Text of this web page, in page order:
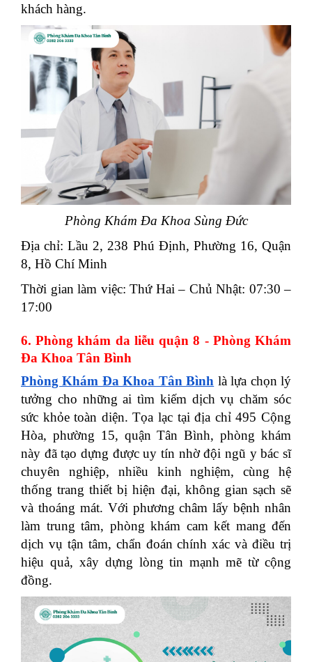
khách hàng.
Phòng Khám Đa Khoa Sùng Đức
Địa chỉ: Lầu 2, 238 Phú Định, Phường 16, Quận
8, Hồ Chí Minh
Thời gian làm việc: Thứ Hai – Chủ Nhật: 07:30 –
17:00
6. Phòng khám da liễu quận 8 - Phòng Khám
Đa Khoa Tân Bình
Phòng Khám Đa Khoa Tân Bình là lựa chọn lý
tưởng cho những ai tìm kiếm dịch vụ chăm sóc
sức khỏe toàn diện. Tọa lạc tại địa chỉ 495 Cộng
Hòa, phường 15, quận Tân Bình, phòng khám
này đã tạo dựng được uy tín nhờ đội ngũ y bác sĩ
chuyên nghiệp, nhiều kinh nghiệm, cùng hệ
thống trang thiết bị hiện đại, không gian sạch sẽ
và thoáng mát. Với phương châm lấy bệnh nhân
làm trung tâm, phòng khám cam kết mang đến
dịch vụ tận tâm, chẩn đoán chính xác và điều trị
hiệu quả, xây dựng lòng tin mạnh mẽ từ cộng
đồng.